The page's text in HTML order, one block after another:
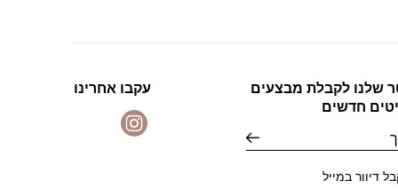
עקבו אחרינו
שלנו לקבלת מבצעים
חדשים
דיוור במייל